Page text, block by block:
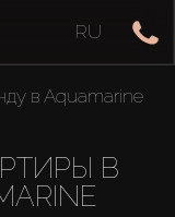
RU
в Aquamarine
В